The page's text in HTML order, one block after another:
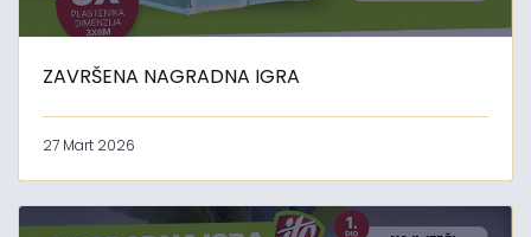
ZAVRŠENA NAGRADNA IGRA
27 Mart 2026